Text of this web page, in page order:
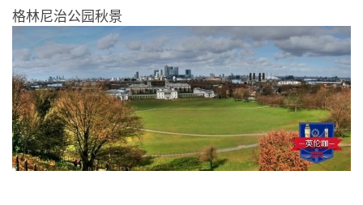
格林尼治公园秋景